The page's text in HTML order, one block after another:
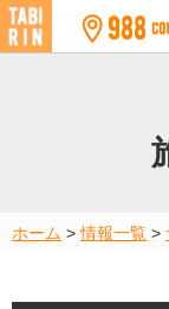
ホーム >情報一覧 >